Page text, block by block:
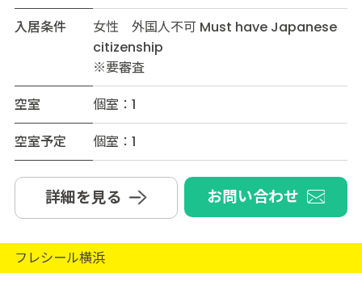
入居条件
女性 外国人不可 Must have Japanese
citizenship
※要審査
空室
個室：1
空室予定
個室：1
詳細を見る お問い合わせ
フレシール横浜